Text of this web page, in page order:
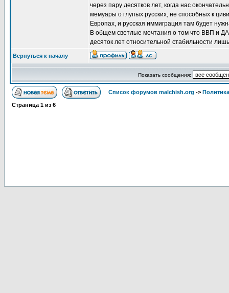
через пару десятков лет, когда нас
мемуары о глупых русских, не способных к
Европах, и русская иммиграция там будет
В общем светлые мечтания о том что ВВП и
десяток лет относительной стабильности
Вернуться к началу
Показать сообщения:
Список форумов malchish.org ->
Страница 1 из 6